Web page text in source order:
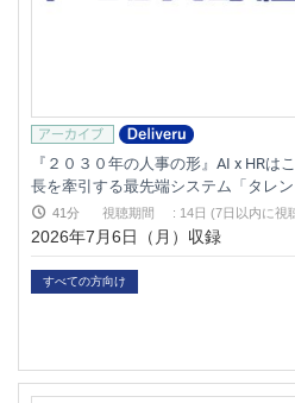
『２０３０年の人事の形』AI x HRは
長を牽引する最先端システム「タレ
とPoC実践～
41分 視聴期間 : 14日 (7日以内に視
2026年7月6日（月）収録
すべての方向け